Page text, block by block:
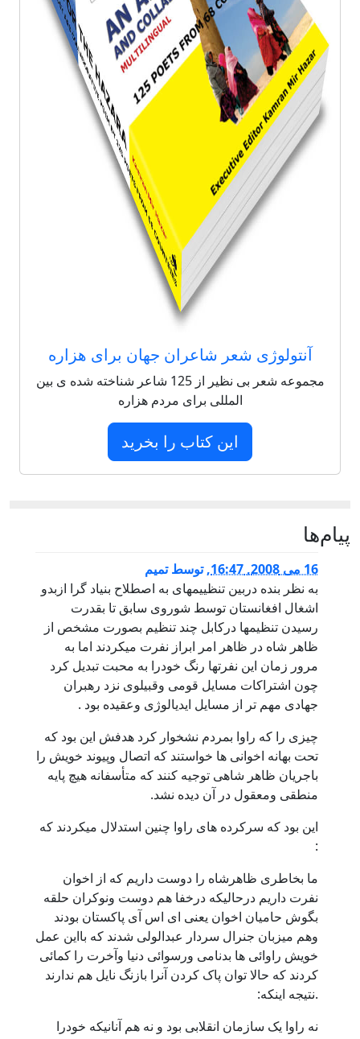
آنتولوژی شعر شاعران جهان برای هزاره
مجموعه شعر بی نظیر از 125 شاعر شناخته شده ی بین
المللی برای مردم هزاره
این کتاب را بخرید
پيام‌ها
16 می 2008, 16:47 ,توسطتمیم
به نظر بنده دربین تنظییمهای به اصطلاح بنیاد گرا ازبدو
اشغال افغانستان توسط شوروی سابق تا بقدرت
رسیدن تنظیمها درکابل چند تنظیم بصورت مشخص از
ظاهر شاه در ظاهر امر ابراز نفرت میکردند اما به
مرور زمان این نفرتها رنگ خودرا به محبت تبدیل کرد
چون اشتراکات مسایل قومی وقبیلوی نزد رهبران
جهادی مهم تر از مسایل ایدیالوژی وعقیده بود .
چیزی را که راوا بمردم نشخوار کرد هدفش این بود که
تحت بهانه اخوانی ها خواستند که اتصال وپیوند خویش را
باجریان ظاهر شاهی توجیه کنند که متأسفانه هیچ پایه
منطقی ومعقول در آن دیده نشد.
این بود که سرکرده های راوا چنین استدلال میکردند که
:
ما بخاطری ظاهرشاه را دوست داریم که از اخوان
نفرت داریم درحالیکه درخفا هم دوست ونوکران حلقه
بگوش حامیان اخوان یعنی ای اس آی پاکستان بودند
وهم میزبان جنرال سردار عبدالولی شدند که بااین عمل
خویش راوائی ها بدنامی ورسوائی دنیا وآخرت را کمائی
کردند که حالا توان پاک کردن آنرا بازنگ نایل هم ندارند
.نتیجه اینکه:
نه راوا یک سازمان انقلابی بود و نه هم آنانیکه خودرا